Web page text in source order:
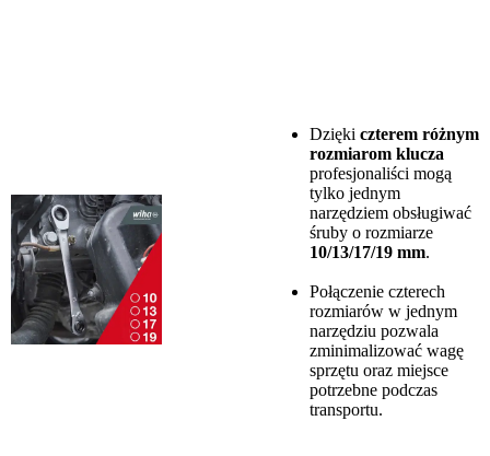
Dzięki czterem różnym
rozmiarom klucza
profesjonaliści mogą
tylko jednym
narzędziem obsługiwać
śruby o rozmiarze
10/13/17/19 mm.
Połączenie czterech
rozmiarów w jednym
narzędziu pozwala
zminimalizować wagę
sprzętu oraz miejsce
potrzebne podczas
transportu.